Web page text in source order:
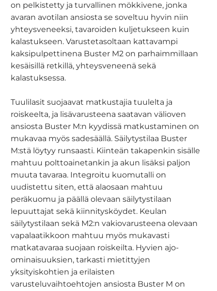
on pelkistetty ja turvallinen mökkivene, jonka
avaran avotilan ansiosta se soveltuu hyvin niin
yhteysveneeksi, tavaroiden kuljetukseen kuin
kalastukseen. Varustetasoltaan kattavampi
kaksipulpettinena Buster M2 on parhaimmillaan
kesäisillä retkillä, yhteysveneenä sekä
kalastuksessa.
Tuulilasit suojaavat matkustajia tuulelta ja
roiskeelta, ja lisävarusteena saatavan välioven
ansiosta Buster M:n kyydissä matkustaminen on
mukavaa myös sadesäällä. Säilytystilaa Buster
M:stä löytyy runsaasti. Kiinteän takapenkin sisälle
mahtuu polttoainetankin ja akun lisäksi paljon
muuta tavaraa. Integroitu kuomutalli on
uudistettu siten, että alaosaan mahtuu
peräkuomu ja päällä olevaan säilytystilaan
lepuuttajat sekä kiinnitysköydet. Keulan
säilytystilaan sekä M2:n vakiovarusteena olevaan
vapalaatikkoon mahtuu myös mukavasti
matkatavaraa suojaan roiskeilta. Hyvien ajo-
ominaisuuksien, tarkasti mietittyjen
yksityiskohtien ja erilaisten
varusteluvaihtoehtojen ansiosta Buster M on